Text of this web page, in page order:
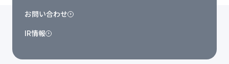
お問い合わせ
IR情報